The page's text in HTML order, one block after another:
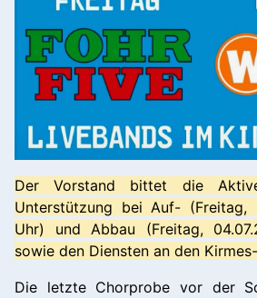
Der Vorstand bittet die
Unterstützung bei Auf- (Freitag,
Uhr) und Abbau (Freitag,
sowie den Diensten an den
Die letzte Chorprobe vor der